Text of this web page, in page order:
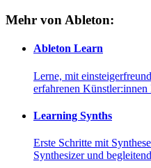
Mehr von Ableton:
Ableton Learn
Lerne, mit
erfahrenen
Learning Synths
Erste Schritte mit
Synthesizer und